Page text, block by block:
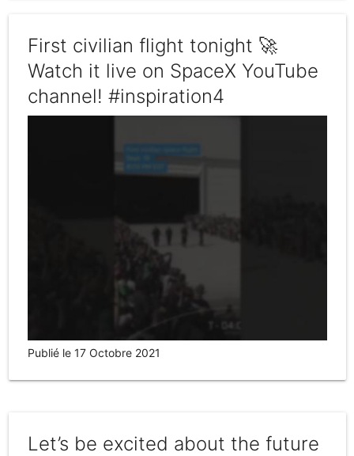
First civilian flight tonight 🚀
Watch it live on SpaceX YouTube
channel! #inspiration4
Publié le 17 Octobre 2021
Let’s be excited about the future